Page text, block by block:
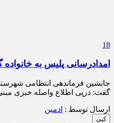
18
امدادرسانی پلیس به
جانشین فرماندهی انتظامی
گفت: درپی اطلاع واصله خبری
ارسال توسط : ادمین
کپی